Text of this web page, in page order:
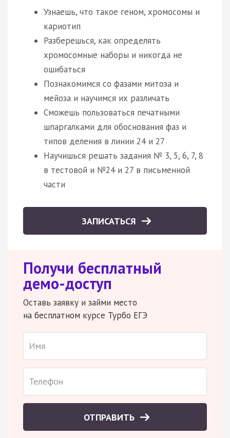
Узнаешь, что такое геном, хромосомы и
кариотип
Разберешься, как определять
хромосомные наборы и никогда не
ошибаться
Познакомимся со фазами митоза и
мейоза и научимся их различать
Сможешь пользоваться печатными
шпаргалками для обоснования фаз и
типов деления в линии 24 и 27
Научишься решать задания № 3, 5, 6, 7, 8
в тестовой и №24 и 27 в письменной
части
ЗАПИСАТЬСЯ
Получи бесплатный
демо-доступ
Оставь заявку и займи место
на бесплатном курсе Турбо ЕГЭ
ОТПРАВИТЬ